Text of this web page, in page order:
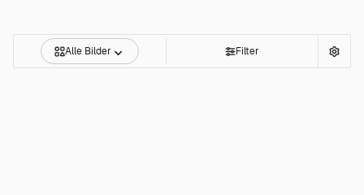
Alle Bilder Filter